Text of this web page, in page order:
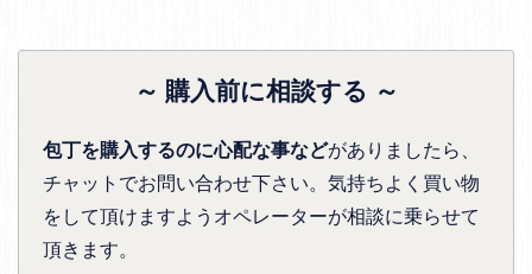
～ 購入前に相談する ～
包丁を購入するのに心配な事などがありましたら、
チャットでお問い合わせ下さい。気持ちよく買い物
をして頂けますようオペレーターが相談に乗らせて
頂きます。